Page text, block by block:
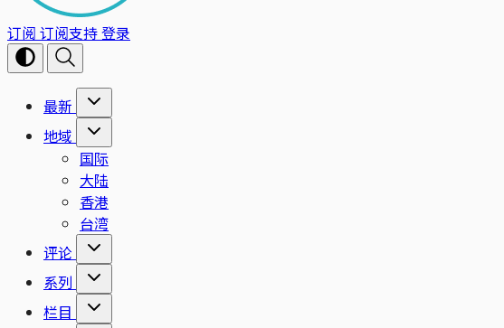
订阅 订阅支持登录
最新
地域
国际
大陆
香港
台湾
评论
系列
栏目